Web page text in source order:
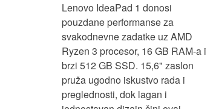
Lenovo IdeaPad 1 donosi
pouzdane performanse za
svakodnevne zadatke uz AMD
Ryzen 3 procesor, 16 GB RAM-a i
brzi 512 GB SSD. 15,6" zaslon
pruža ugodno iskustvo rada i
preglednosti, dok lagan i